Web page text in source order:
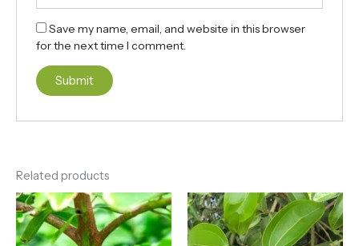
Save my name, email, and website in this browser
for the next time I comment.
Related products